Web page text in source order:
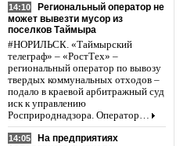
14:10
Региональный оператор не
может вывезти мусор из
поселков Таймыра
#НОРИЛЬСК. «Таймырский
телеграф» – «РостТех» –
региональный оператор по вывозу
твердых коммунальных отходов –
подало в краевой арбитражный суд
иск к управлению
Росприроднадзора. Оператор…
14:05
На предприятиях